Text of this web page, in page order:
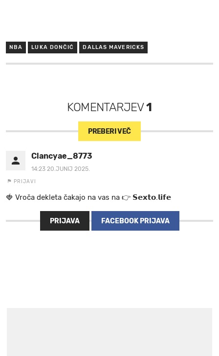
NBA LUKA DONČIĆ DALLAS MAVERICKS
KOMENTARJEV1
PREBERI VEČ
Clancyae_8773
14:23 20.JUNIJ 2025.
PRIJAVI
🍓 V r o č a d e k l e t a ča k a jo na va s n a 👉 𝗦𝗲𝘅𝘁𝗼.𝗹𝗶𝗳𝗲
PRIJAVA FACEBOOK PRIJAVA